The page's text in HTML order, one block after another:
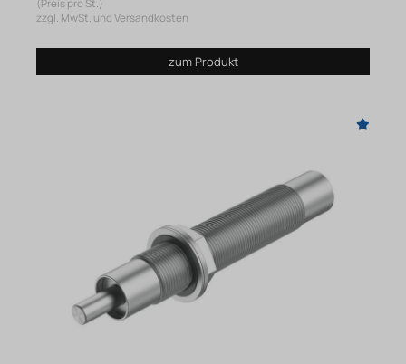
(Preis pro St.)
zzgl. MwSt. und Versandkosten
zum Produkt